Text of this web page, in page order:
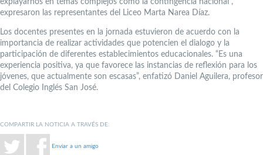
expresaron las representantes del Liceo Marta Narea Díaz.
Los docentes presentes en la jornada estuvieron de acuerdo con la
importancia de realizar actividades que potencien el dialogo y la
participación de diferentes establecimientos educacionales. “Es una
experiencia positiva, ya que favorece las instancias de reflexión para los
jóvenes, que actualmente son escasas”, enfatizó Daniel Aguilera, profesor
del Colegio Inglés San José.
COMPARTIR LA NOTICIA A TRAVÉS DE:
Enviar a un amigo